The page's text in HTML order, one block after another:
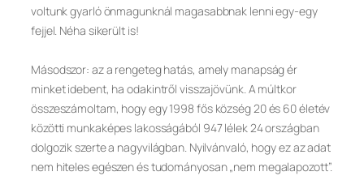
voltunk gyarló önmagunknál magasabbnak lenni egy-egy
fejjel. Néha sikerült is!
Másodszor: az a rengeteg hatás, amely manapság ér
minket idebent, ha odakintről visszajövünk. A múltkor
összeszámoltam, hogy egy 1998 fős község 20 és 60 életév
közötti munkaképes lakosságából 947 lélek 24 országban
dolgozik szerte a nagyvilágban. Nyilvánvaló, hogy ez az adat
nem hiteles egészen és tudományosan „nem megalapozott”.